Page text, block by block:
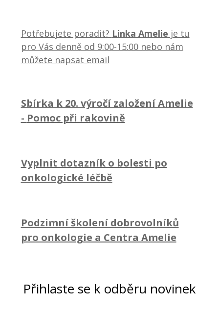
Potřebujete poradit? Linka Amelie je tu
pro Vás denně od 9:00-15:00 nebo nám
můžete napsat email
Sbírka k 20. výročí založení Amelie
- Pomoc při rakovině
Vyplnit dotazník o bolesti po
onkologické léčbě
Podzimní školení dobrovolníků
pro onkologie a Centra Amelie
Přihlaste se k odběru novinek